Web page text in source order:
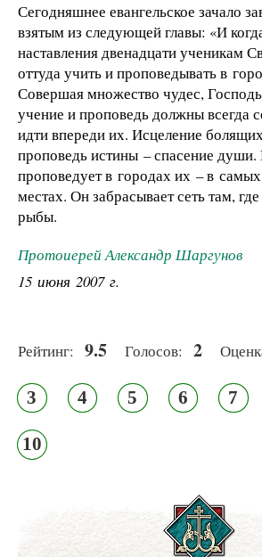
Сегодняшнее евангельское зачало
взятым из следующей главы: «И
наставления двенадцати ученикам
оттуда учить и проповедывать в
Совершая множество чудес,
учение и проповедь должны всегда
идти впереди их. Исцеление
проповедь истины – спасение души.
проповедует в городах их – в
местах. Он забрасывает сеть там,
рыбы.
Протоиерей Александр Шаргунов
15 июня 2007 г.
Рейтинг: 9.5 Голосов: 2
3 4 5 6 7
10